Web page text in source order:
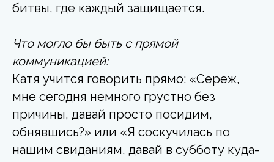
битвы, где каждый защищается.
Что могло бы быть с прямой
коммуникацией:
Катя учится говорить прямо: «Сереж,
мне сегодня немного грустно без
причины, давай просто посидим,
обнявшись?» или «Я соскучилась по
нашим свиданиям, давай в субботу куда-